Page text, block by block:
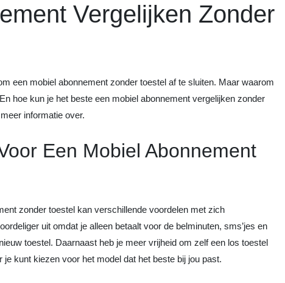
Vergelijken Zonder
een mobiel abonnement zonder toestel af te sluiten. Maar waarom
hoe kun je het beste een mobiel abonnement vergelijken zonder
informatie over.
Een Mobiel Abonnement
zonder toestel kan verschillende voordelen met zich
uit omdat je alleen betaalt voor de belminuten, sms’jes en
toestel. Daarnaast heb je meer vrijheid om zelf een los toestel
kunt kiezen voor het model dat het beste bij jou past.